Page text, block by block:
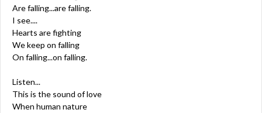
Are falling...are falling.
I see....
Hearts are fighting
We keep on falling
On falling...on falling.
Listen...
This is the sound of love
When human nature